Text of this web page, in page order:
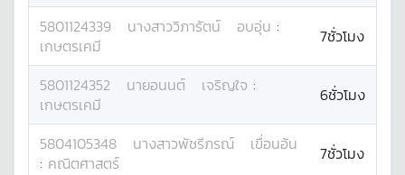
5801124339 นางสาววิภารัตน์ อบอุ่น :
เกษตรเคมี
7ชั่วโมง
5801124352 นายอนนต์ เจริญใจ :
เกษตรเคมี
6ชั่วโมง
5804105348 นางสาวพัชรีภรณ์
เขื่อนอ้น
: คณิตศาสตร์ 7ชั่วโมง